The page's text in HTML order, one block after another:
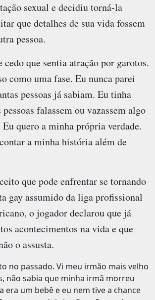
sexual e decidiu torná-la
que detalhes de sua vida fossem
pessoa.
cedo que sentia atração por garotos.
como uma fase. Eu nunca parei
pessoas já sabiam. Eu tinha
falassem ou vazassem algo
quero a minha própria verdade.
a minha história além de
que pode enfrentar se tornando
gay assumido da liga profissional
o jogador declarou que já
acontecimentos na vida e que
o assusta.
no passado. Vi meu irmão mais velho
não sabia que minha irmã morreu
era um bebê e eu nem tive a chance